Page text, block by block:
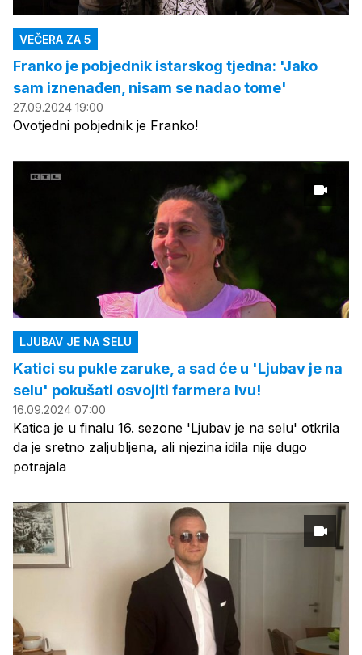
VEČERA ZA 5
Franko je pobjednik istarskog tjedna: 'Jako
sam iznenađen, nisam se nadao tome'
27.09.2024 19:00
Ovotjedni pobjednik je Franko!
LJUBAV JE NA SELU
Katici su pukle zaruke, a sad će u 'Ljubav je na
selu' pokušati osvojiti farmera Ivu!
16.09.2024 07:00
Katica je u finalu 16. sezone 'Ljubav je na selu' otkrila
da je sretno zaljubljena, ali njezina idila nije dugo
potrajala